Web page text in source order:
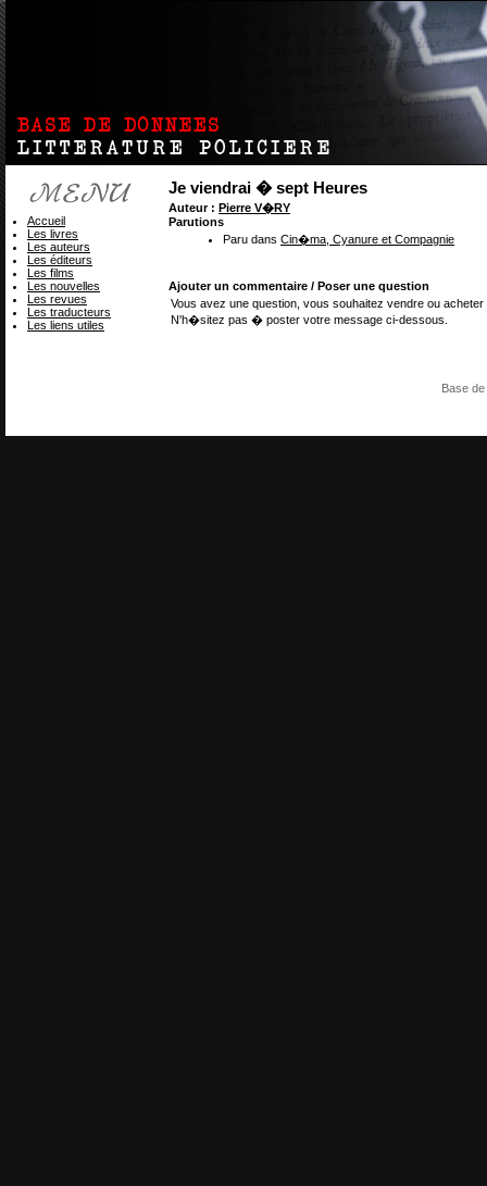
Je viendrai � sept Heures
Auteur : Pierre V�RY
Parutions
Paru dans Cin�ma, Cyanure et Compagnie
Ajouter un commentaire / Poser une question
Vous avez une question, vous souhaitez vendre ou
N'h�sitez pas � poster votre message ci-dessous.
Accueil
Les livres
Les auteurs
Les éditeurs
Les films
Les nouvelles
Les revues
Les traducteurs
Les liens utiles
Base